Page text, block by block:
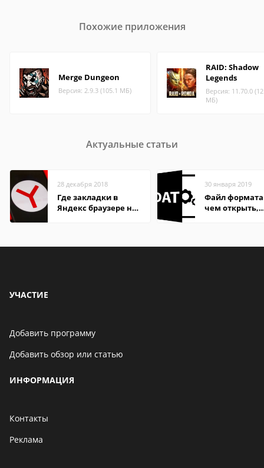
Похожие приложения
Merge Dungeon
Версия: 2.9.3 (105.1 МБ)
RAID: Shadow
Legends
Версия: 11.70.0
МБ)
Актуальные статьи
28 декабря 2018
Где закладки в
Яндекс браузере на
30 января 2019
Файл формата
чем открыть,
УЧАСТИЕ
Добавить программу
Добавить обзор или статью
ИНФОРМАЦИЯ
Контакты
Реклама